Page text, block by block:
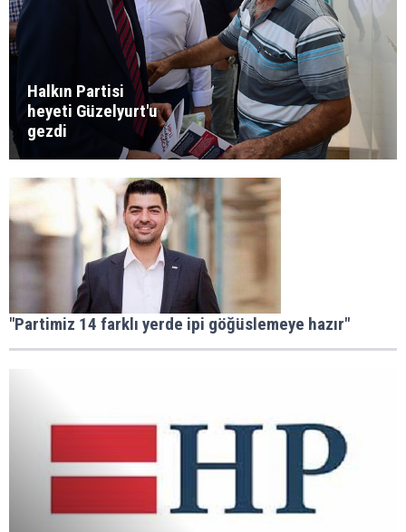
Halkın Partisi
heyeti Güzelyurt'u
gezdi
"Partimiz 14 farklı yerde ipi göğüslemeye hazır"